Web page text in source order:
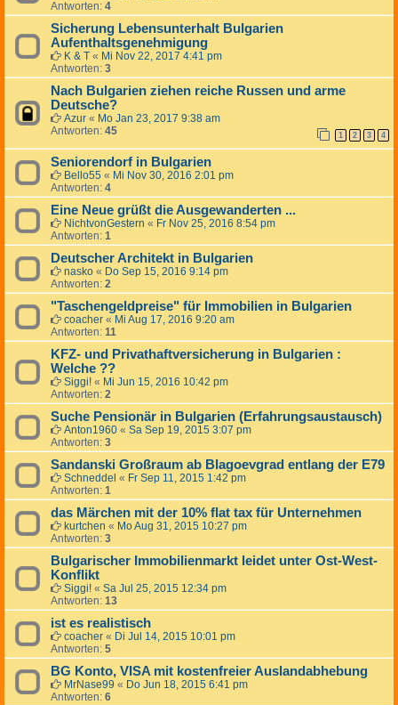
Antworten: 4
Sicherung Lebensunterhalt Bulgarien
Aufenthaltsgenehmigung
K & T « Mi Nov 22, 2017 4:41 pm
Antworten: 3
Nach Bulgarien ziehen reiche Russen und arme
Deutsche?
Azur « Mo Jan 23, 2017 9:38 am
Antworten: 45 1 2 3 4
Seniorendorf in Bulgarien
Bello55 « Mi Nov 30, 2016 2:01 pm
Antworten: 4
Eine Neue grüßt die Ausgewanderten ...
NichtvonGestern « Fr Nov 25, 2016 8:54 pm
Antworten: 1
Deutscher Architekt in Bulgarien
nasko « Do Sep 15, 2016 9:14 pm
Antworten: 2
"Taschengeldpreise" für Immobilien in Bulgarien
coacher « Mi Aug 17, 2016 9:20 am
Antworten: 11
KFZ- und Privathaftversicherung in Bulgarien :
Welche ??
Siggi! « Mi Jun 15, 2016 10:42 pm
Antworten: 2
Suche Pensionär in Bulgarien (Erfahrungsaustausch)
Anton1960 « Sa Sep 19, 2015 3:07 pm
Antworten: 3
Sandanski Großraum ab Blagoevgrad entlang der E79
Schneddel « Fr Sep 11, 2015 1:42 pm
Antworten: 1
das Märchen mit der 10% flat tax für Unternehmen
kurtchen « Mo Aug 31, 2015 10:27 pm
Antworten: 3
Bulgarischer Immobilienmarkt leidet unter Ost-West-
Konflikt
Siggi! « Sa Jul 25, 2015 12:34 pm
Antworten: 13
ist es realistisch
coacher « Di Jul 14, 2015 10:01 pm
Antworten: 5
BG Konto, VISA mit kostenfreier Auslandabhebung
MrNase99 « Do Jun 18, 2015 6:41 pm
Antworten: 6